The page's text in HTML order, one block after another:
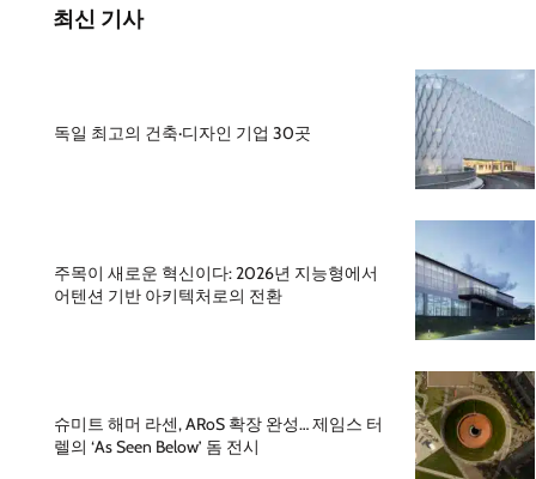
최신 기사
독일 최고의 건축·디자인 기업 30곳
주목이 새로운 혁신이다: 2026년 지능형에서
어텐션 기반 아키텍처로의 전환
슈미트 해머 라센, ARoS 확장 완성… 제임스 터
렐의 ‘As Seen Below’ 돔 전시